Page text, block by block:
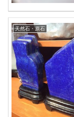
天然石・原石